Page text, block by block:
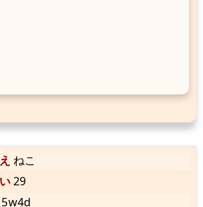
ねこ
29
5w4d